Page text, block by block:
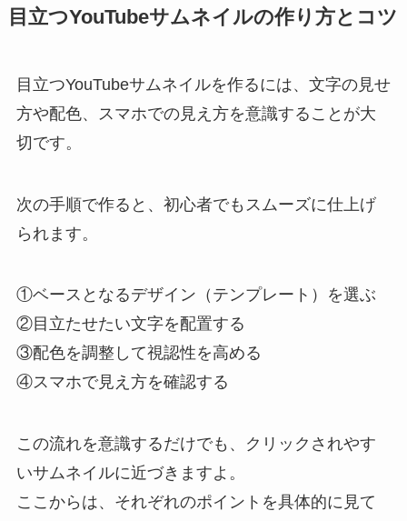
目立つYouTubeサムネイルの作り方とコツ
目立つYouTubeサムネイルを作るには、文字の見せ
方や配色、スマホでの見え方を意識することが大
切です。
次の手順で作ると、初心者でもスムーズに仕上げ
られます。
①ベースとなるデザイン（テンプレート）を選ぶ
②目立たせたい文字を配置する
③配色を調整して視認性を高める
④スマホで見え方を確認する
この流れを意識するだけでも、クリックされやす
いサムネイルに近づきますよ。
ここからは、それぞれのポイントを具体的に見て